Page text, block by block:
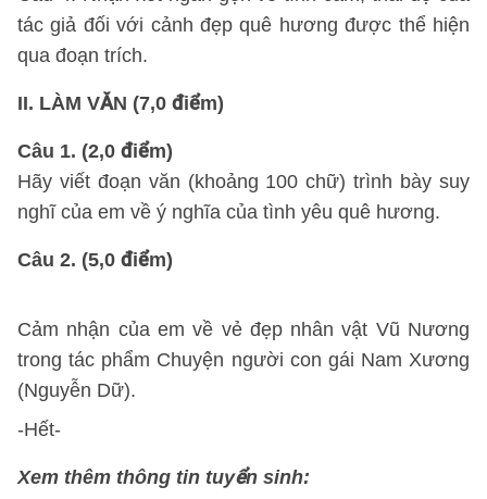
tác giả đối với cảnh đẹp quê hương được thể hiện
qua đoạn trích.
II. LÀM VĂN (7,0 điểm)
Câu 1. (2,0 điểm)
Hãy viết đoạn văn (khoảng 100 chữ) trình bày suy
nghĩ của em về ý nghĩa của tình yêu quê hương.
Câu 2. (5,0 điểm)
Cảm nhận của em về vẻ đẹp nhân vật Vũ Nương
trong tác phẩm Chuyện người con gái Nam Xương
(Nguyễn Dữ).
-Hết-
Xem thêm thông tin tuyển sinh: